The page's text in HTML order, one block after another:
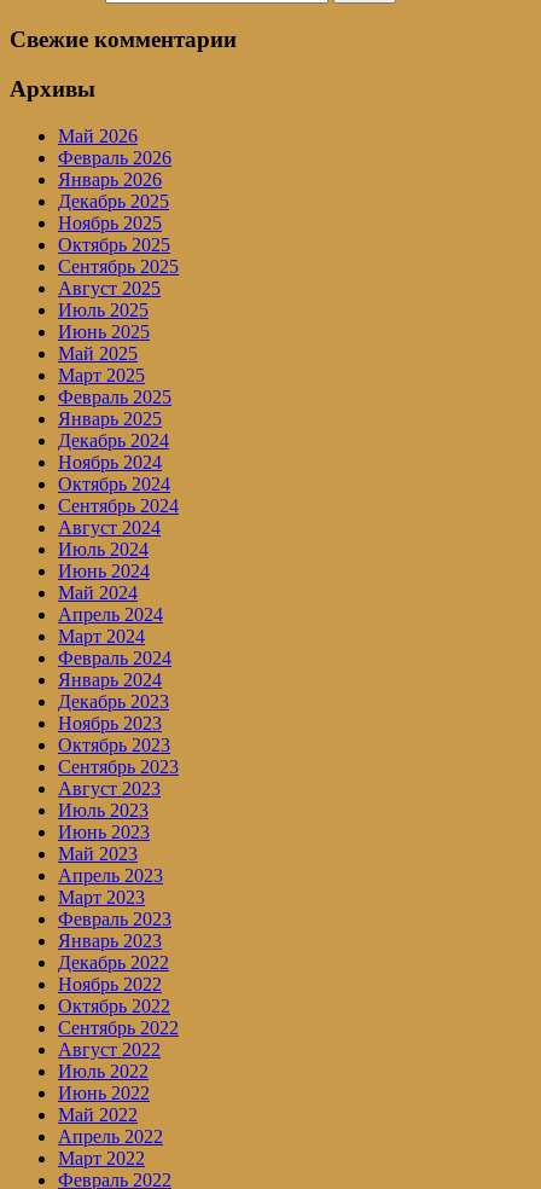
Свежие комментарии
Архивы
Май 2026
Февраль 2026
Январь 2026
Декабрь 2025
Ноябрь 2025
Октябрь 2025
Сентябрь 2025
Август 2025
Июль 2025
Июнь 2025
Май 2025
Март 2025
Февраль 2025
Январь 2025
Декабрь 2024
Ноябрь 2024
Октябрь 2024
Сентябрь 2024
Август 2024
Июль 2024
Июнь 2024
Май 2024
Апрель 2024
Март 2024
Февраль 2024
Январь 2024
Декабрь 2023
Ноябрь 2023
Октябрь 2023
Сентябрь 2023
Август 2023
Июль 2023
Июнь 2023
Май 2023
Апрель 2023
Март 2023
Февраль 2023
Январь 2023
Декабрь 2022
Ноябрь 2022
Октябрь 2022
Сентябрь 2022
Август 2022
Июль 2022
Июнь 2022
Май 2022
Апрель 2022
Март 2022
Февраль 2022